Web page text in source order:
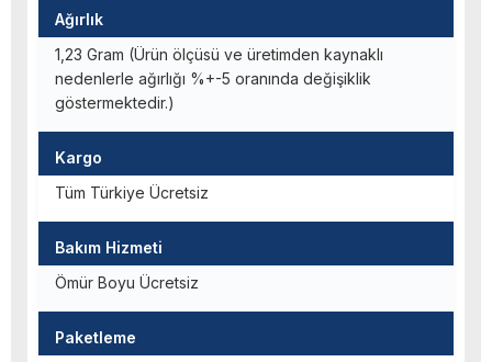
Ağırlık
1,23 Gram (Ürün ölçüsü ve üretimden kaynaklı
nedenlerle ağırlığı %+-5 oranında değişiklik
göstermektedir.)
Kargo
Tüm Türkiye Ücretsiz
Bakım Hizmeti
Ömür Boyu Ücretsiz
Paketleme